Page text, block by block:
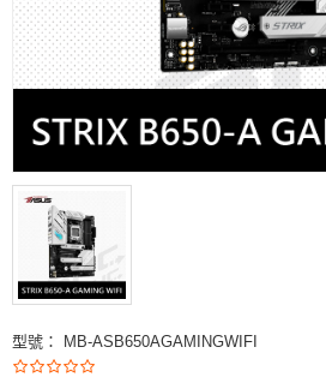
處理器
記憶體
INTEL主機板
AMD主機板
2.5 SSD
M.2 SSD
內接式硬碟
型號： MB-ASB650AGAMINGWIFI